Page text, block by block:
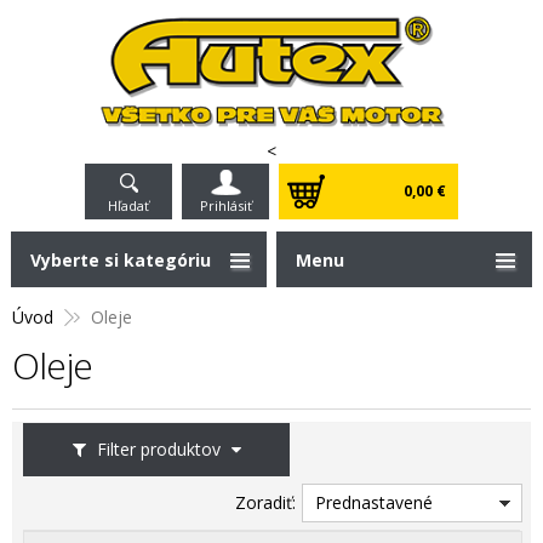
<
Hľadať Prihlásiť
0,00 €
Úvod Oleje
Oleje
Filter produktov
Zoradiť: Prednastavené
Vyberte si kategóriu Menu